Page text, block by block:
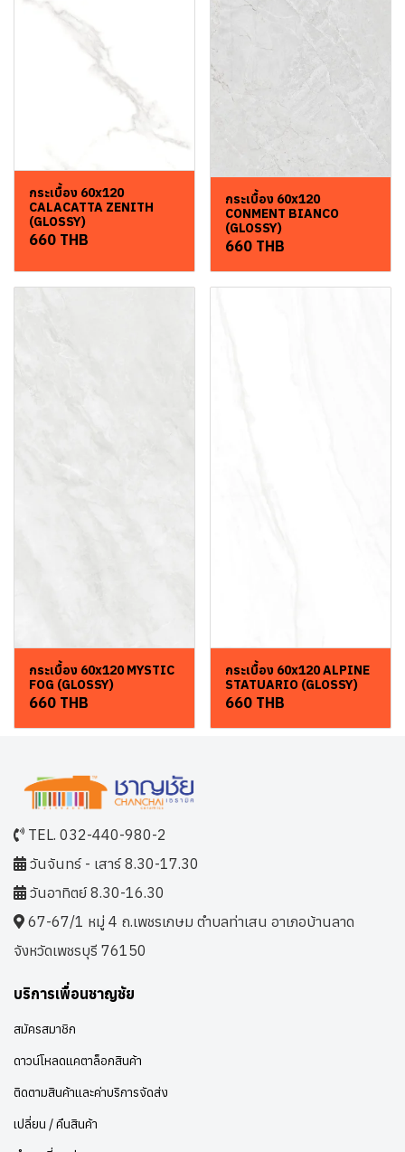
กระเบื้อง 60x120
CALACATTA ZENITH
(GLOSSY)
660 THB
กระเบื้อง 60x120
CONMENT BIANCO
(GLOSSY)
660 THB
กระเบื้อง 60x120 MYSTIC
FOG (GLOSSY)
660 THB
กระเบื้อง 60x120 ALPINE
STATUARIO (GLOSSY)
660 THB
TEL. 032-440-980-2
วันจันทร์ - เสาร์ 8.30-17.30
วันอาทิตย์ 8.30-16.30
67-67/1 หมู่ 4 ถ.เพชรเกษม ตำบลท่าเสน อาเภอบ้านลาด
จังหวัดเพชรบุรี 76150
บริการเพื่อนชาญชัย
สมัครสมาชิก
ดาวน์โหลดแคตาล็อกสินค้า
ติดตามสินค้าและค่าบริการจัดส่ง
เปลี่ยน / คืนสินค้า